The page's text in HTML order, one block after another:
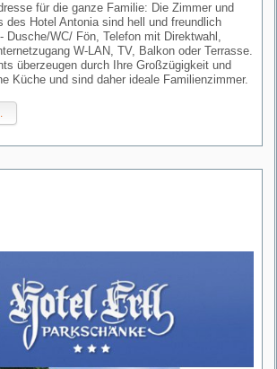
für die ganze Familie: Die Zimmer und
des Hotel Antonia sind hell und freundlich
Dusche/WC/ Fön, Telefon mit Direktwahl,
W-LAN, TV, Balkon oder Terrasse.
überzeugen durch Ihre Großzügigkeit und
Küche und sind daher ideale Familienzimmer.